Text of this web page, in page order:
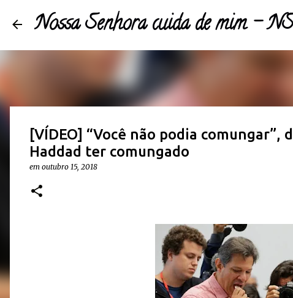
Nossa Senhora cuida de mim -
[VÍDEO] “Você não podia
Haddad ter comungado
em outubro 15, 2018